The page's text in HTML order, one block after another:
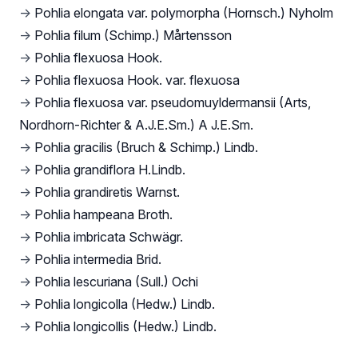
→ Pohlia elongata var. polymorpha (Hornsch.) Nyholm
→ Pohlia filum (Schimp.) Mårtensson
→ Pohlia flexuosa Hook.
→ Pohlia flexuosa Hook. var. flexuosa
→ Pohlia flexuosa var. pseudomuyldermansii (Arts,
Nordhorn-Richter & A.J.E.Sm.) A J.E.Sm.
→ Pohlia gracilis (Bruch & Schimp.) Lindb.
→ Pohlia grandiflora H.Lindb.
→ Pohlia grandiretis Warnst.
→ Pohlia hampeana Broth.
→ Pohlia imbricata Schwägr.
→ Pohlia intermedia Brid.
→ Pohlia lescuriana (Sull.) Ochi
→ Pohlia longicolla (Hedw.) Lindb.
→ Pohlia longicollis (Hedw.) Lindb.